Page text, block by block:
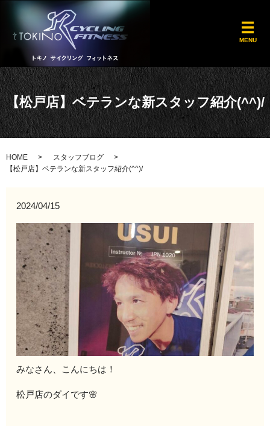
MENU
【松戸店】ベテランな新スタッフ紹介(^^)/
HOME
スタッフブログ
【松戸店】ベテランな新スタッフ紹介(^^)/
2024/04/15
みなさん、こんにちは！
松戸店のダイです🌸